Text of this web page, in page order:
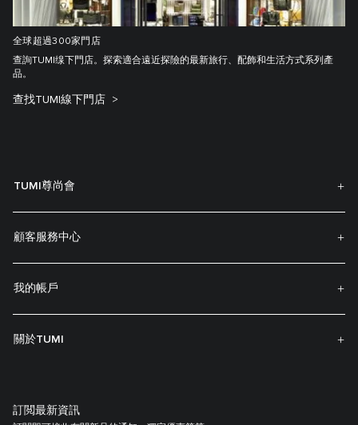
全球超過300家門店
查詢TUMI缐下門店。探索適合遠近探險的最新旅行、配飾和生活方式系列產
品。
查找TUMI線下門店
TUMI尊尚會
顧客服務中心
我的帳戶
關於TUMI
訂閲最新資訊